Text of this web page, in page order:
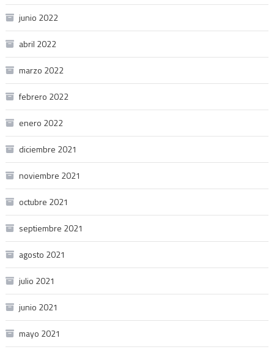
junio 2022
abril 2022
marzo 2022
febrero 2022
enero 2022
diciembre 2021
noviembre 2021
octubre 2021
septiembre 2021
agosto 2021
julio 2021
junio 2021
mayo 2021